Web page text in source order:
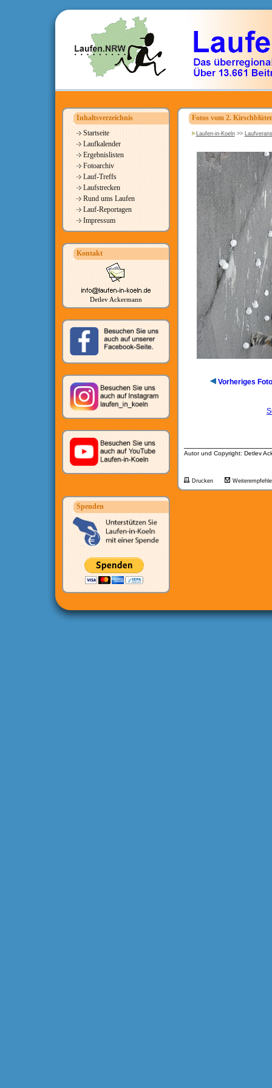
Inhaltsverzeichnis
Startseite
Laufkalender
Ergebnislisten
Fotoarchiv
Lauf-Treffs
Laufstrecken
Rund ums Laufen
Lauf-Reportagen
Impressum
Kontakt
Detlev Ackermann
Spenden
Fotos vom 2.
Laufen-in-Koeln>>
Vorheriges Foto
Autor und Copyright: Detlev
Drucken